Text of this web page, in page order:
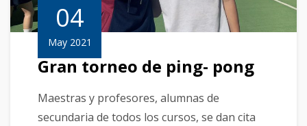
04
May 2021
Gran torneo de ping- pong
Maestras y profesores, alumnas de
secundaria de todos los cursos, se dan cita